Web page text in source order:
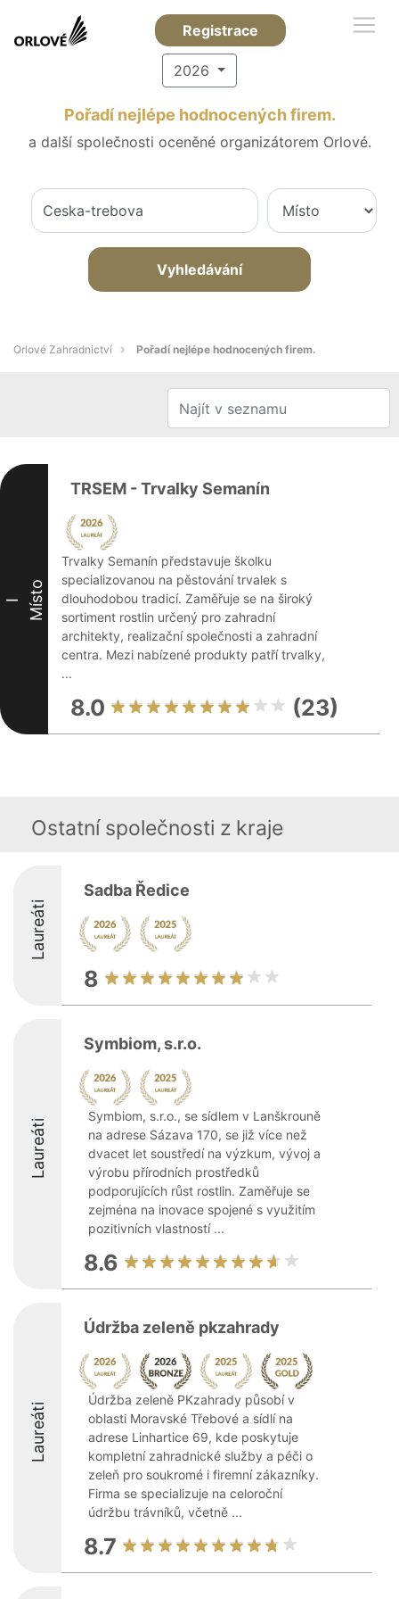
Registrace
2026
Pořadí nejlépe hodnocených firem.
a další společnosti oceněné organizátorem Orlové.
Vyhledávání
Orlové Zahradnictví Pořadí nejlépe hodnocených firem.
I Místo
TRSEM - Trvalky Semanín
Trvalky Semanín představuje školku
specializovanou na pěstování trvalek s
dlouhodobou tradicí. Zaměřuje se na široký
sortiment rostlin určený pro zahradní
architekty, realizační společnosti a zahradní
centra. Mezi nabízené produkty patří trvalky,
...
8.0 (23)
Ostatní společnosti z kraje
Laureáti
Sadba Ředice
8
Laureáti
Symbiom, s.r.o.
Symbiom, s.r.o., se sídlem v Lanškrouně
na adrese Sázava 170, se již více než
dvacet let soustředí na výzkum, vývoj a
výrobu přírodních prostředků
podporujících růst rostlin. Zaměřuje se
zejména na inovace spojené s využitím
pozitivních vlastností ...
8.6
Laureáti
Údržba zeleně pkzahrady
Údržba zeleně PKzahrady působí v
oblasti Moravské Třebové a sídlí na
adrese Linhartice 69, kde poskytuje
kompletní zahradnické služby a péči o
zeleň pro soukromé i firemní zákazníky.
Firma se specializuje na celoroční
údržbu trávníků, včetně ...
8.7